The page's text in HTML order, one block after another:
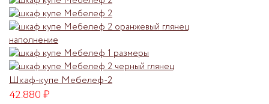
Шкаф-купе Мебелеф-2
42.880₽